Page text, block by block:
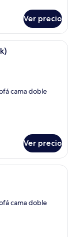
Ver precio
moderna con un
cama doble
Ver precio
dos camas, una
cama doble